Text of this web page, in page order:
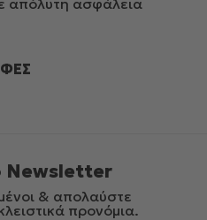
απόλυτη ασφάλεια
Newsletter
& απολαύστε
προνόμια.